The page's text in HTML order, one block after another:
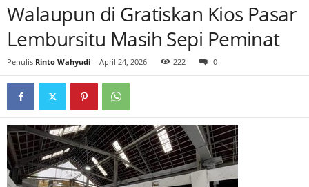
Walaupun di Gratiskan Kios Pasar
Lembursitu Masih Sepi Peminat
Penulis Rinto Wahyudi - April 24, 2026 222 0